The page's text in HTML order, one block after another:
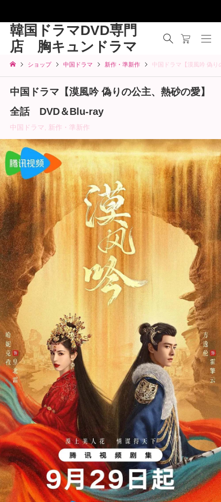
韓国ドラマDVD専門
店 胸キュンドラマ
ショップ 中国ドラマ 新作・準新作 中国ドラマ【漠風吟 偽
中国ドラマ【漠風吟 偽りの公主、熱砂の愛】
全話 DVD＆Blu-ray
中国ドラマ 新作・準新作